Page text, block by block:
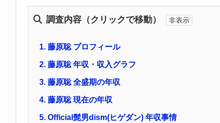
調査内容（クリックで移動）
1. 藤原聡 プロフィール
2. 藤原聡 年収・収入グラフ
3. 藤原聡 全盛期の年収
4. 藤原聡 現在の年収
5. Official髭男dism(ヒゲダン) 年収事情